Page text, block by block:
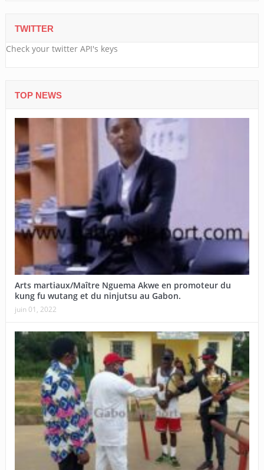
TWITTER
Check your twitter API's keys
TOP NEWS
Arts martiaux/Maître Nguema Akwe en promoteur du
kung fu wutang et du ninjutsu au Gabon.
juin 01, 2022